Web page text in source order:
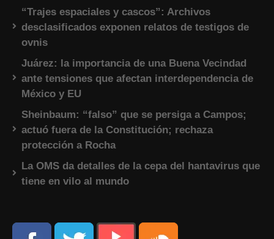
“Trajes espaciales y cascos”: Archivos
desclasificados exponen relatos de testigos de
ovnis
Juárez: la importancia de una Buena Vecindad
ante tensiones que afectan interdependencia de
México y EU
Sheinbaum: “falso” que se persiga a Campos;
actuó fuera de la Constitución; rechaza
protección a Rocha
La OMS da detalles de la cepa del hantavirus que
tiene en vilo al mundo